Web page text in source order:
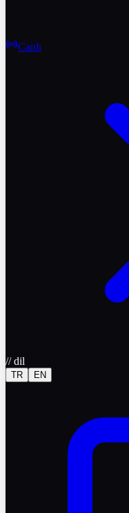
Canlı
//dil
TR EN